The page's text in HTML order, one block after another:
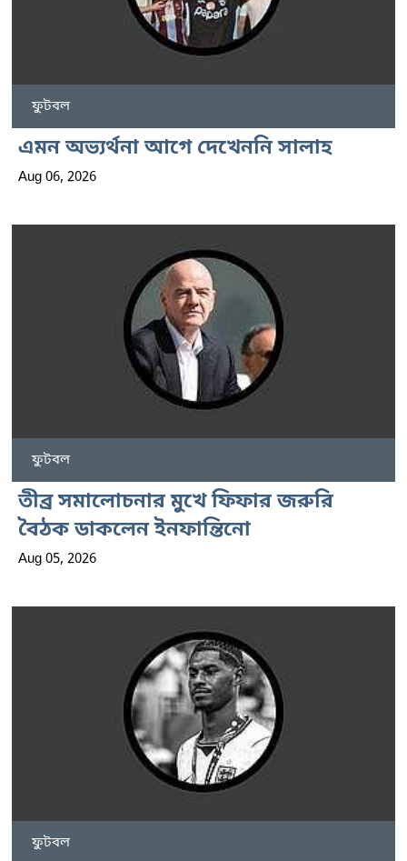
ফুটবল
এমন অভ্যর্থনা আগে দেখেননি সালাহ
Aug 06, 2026
ফুটবল
তীব্র সমালোচনার মুখে ফিফার জরুরি
বৈঠক ডাকলেন ইনফান্তিনো
Aug 05, 2026
ফুটবল